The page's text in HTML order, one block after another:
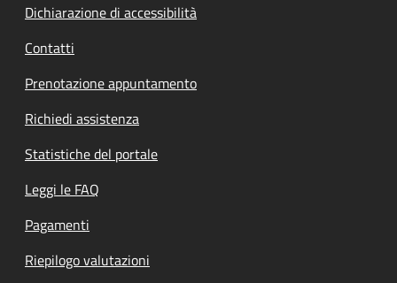
Dichiarazione di accessibilità
Contatti
Prenotazione appuntamento
Richiedi assistenza
Statistiche del portale
Leggi le FAQ
Pagamenti
Riepilogo valutazioni